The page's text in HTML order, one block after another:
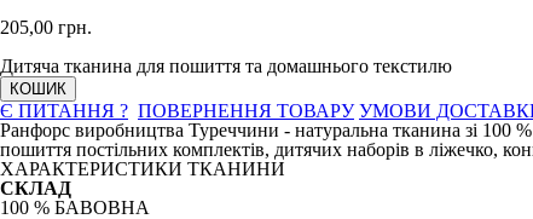
205,00 грн.
Дитяча тканина для пошиття та домашнього текстилю
КОШИК
Є ПИТАННЯ ? ПОВЕРНЕННЯ ТОВАРУ УМОВИ
Ранфорс виробництва Туреччини - натуральна тканина зі 100
пошиття постільних комплектів, дитячих наборів в ліжечко,
ХАРАКТЕРИСТИКИ ТКАНИНИ
СКЛАД
100 % БАВОВНА